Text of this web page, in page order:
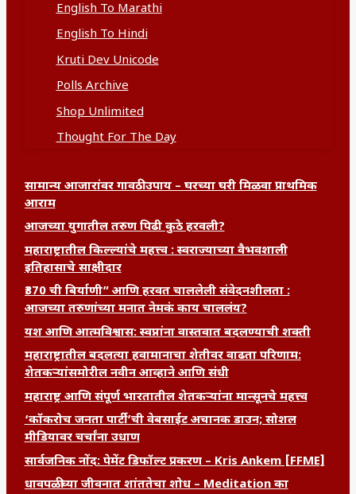
English To Marathi
English To Hindi
Kruti Dev Unicode
Polls Archive
Shop Unlimited
Thought For The Day
सामान्य आजारांवर गावठी उपाय – घरच्या घरी मिळवा प्राथमिक
आराम
आजच्या युगातील तरुण पिढी कुठे हरवली?
महाराष्ट्रातील किल्ल्यांचे महत्त्व : स्वराज्याच्या वैभवशाली
इतिहासाचे साक्षीदार
₹370 ची बिर्याणी” आणि हरवत चाललेली संवेदनशीलता :
आजच्या तरुणांच्या मनात नेमकं काय चाललंय?
यश आणि आत्मविश्वास: स्वप्नांना वास्तवात बदलण्याची शक्ती
महाराष्ट्रातील बदलत्या हवामानाचा शेतीवर वाढता परिणाम:
शेतकऱ्यांसमोरील नवीन आव्हाने आणि संधी
महाराष्ट्र आणि संपूर्ण भारतातील शेतकऱ्यांना मान्सूनचे महत्त्व
‘कॉकरोच जनता पार्टी’ची वेबसाईट अचानक डाउन; सोशल
मीडियावर चर्चांना उधाण
सार्वजनिक नोंद: पेमेंट डिफॉल्ट प्रकरण – Kris Ankem [FFME]
धावपळीच्या जीवनात शांततेचा शोध – Meditation का